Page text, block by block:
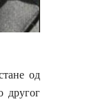
од
другог